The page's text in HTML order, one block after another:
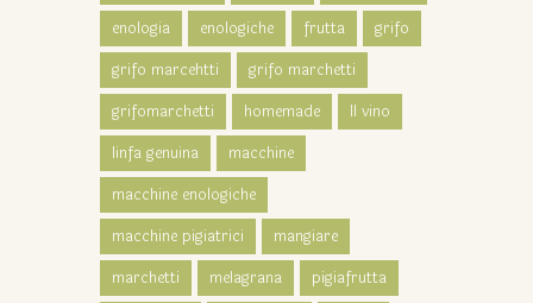
enologia
enologiche frutta
grifo
grifo marcehtti
grifo marchetti
grifomarchetti
homemade
Il vino
linfa genuina
macchine
macchine enologiche
macchine pigiatrici
mangiare
marchetti
melagrana
pigiafrutta